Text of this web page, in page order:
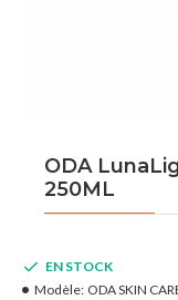
ODA
250ML
EN STOCK
Modèle: ODA SKIN